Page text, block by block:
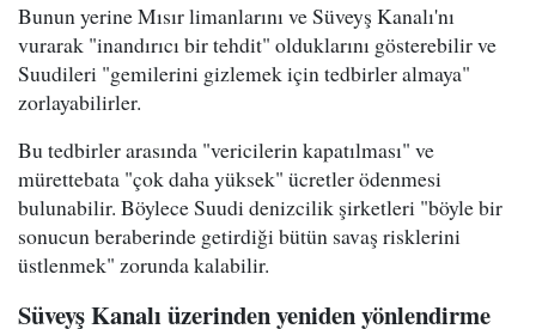
Bunun yerine Mısır limanlarını ve Süveyş Kanalı'nı
vurarak "inandırıcı bir tehdit" olduklarını gösterebilir ve
Suudileri "gemilerini gizlemek için tedbirler almaya"
zorlayabilirler.
Bu tedbirler arasında "vericilerin kapatılması" ve
mürettebata "çok daha yüksek" ücretler ödenmesi
bulunabilir. Böylece Suudi denizcilik şirketleri "böyle bir
sonucun beraberinde getirdiği bütün savaş risklerini
üstlenmek" zorunda kalabilir.
Süveyş Kanalı üzerinden yeniden yönlendirme